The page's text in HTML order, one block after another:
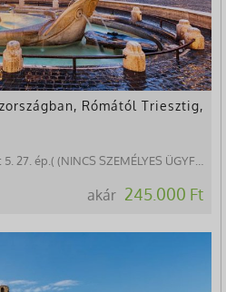
Rómától Triesztig,
(NINCS SZEMÉLYES ÜGYFÉLFOGADÁS)
akár 245.000 Ft